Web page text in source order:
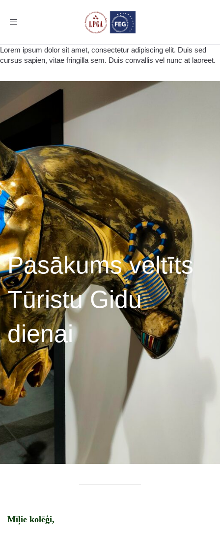
Toggle
Lorem ipsum dolor sit amet, consectetur adipiscing elit. Duis sed
cursus sapien, vitae fringilla sem. Duis convallis vel nunc at laoreet.
Pasākums veltīts
Tūristu Gidu
dienai
Mīļie kolēģi,